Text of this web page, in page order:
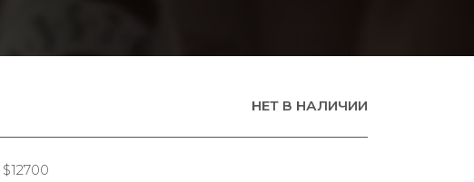
НЕТ В НАЛИЧИИ
$12700